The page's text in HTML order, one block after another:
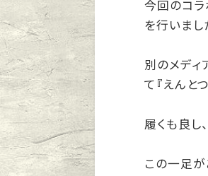
今回のコラ
を行いまし
別のメディ
て『えんと
履くも良し
この一足